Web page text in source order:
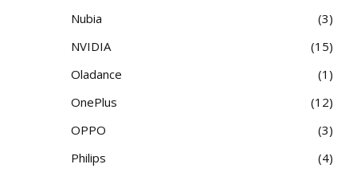
Nubia
3
NVIDIA
15
Oladance
1
OnePlus
12
OPPO
3
Philips
4